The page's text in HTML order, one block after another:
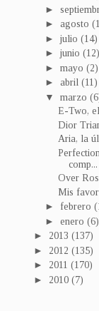
►
►agosto
►julio(14)
►junio(12)
►mayo(2)
►abril(11)
▼marzo
E-Two,
Dior
Aria, la
comp...
Over
Mis
► febrero
►enero(6)
► 2013 (137)
► 2012 (135)
► 2011 (170)
► 2010 (7)